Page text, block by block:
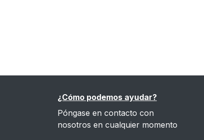
¿Cómo podemos ayudar?
Póngase en contacto con
nosotros en cualquier momento